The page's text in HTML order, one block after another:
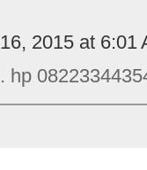
2015 at 6:01
hp